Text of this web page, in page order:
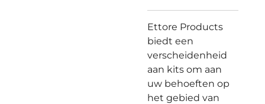
Ettore Products
biedt een
verscheidenheid
aan kits om aan
uw behoeften op
het gebied van